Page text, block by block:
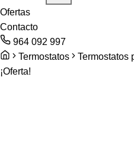
Ofertas
Contacto
964 092 997
Termostatos
Termostatos
¡Oferta!